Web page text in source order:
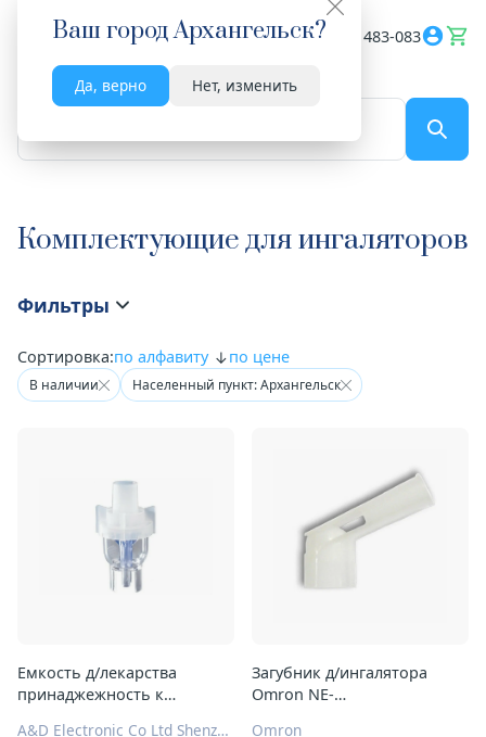
Ваш городАрхангельск?
Да, верно Нет, изменить
Весь сайт 8182 483-083
Комплектующие для ингаляторов
Фильтры
Сортировка:по алфавиту по цене
В наличии Населенный пункт: Архангельск
Емкость д/лекарства
принаджежность к
A&D Electronic Co Ltd Shenzhen
Загубник д/ингалятора
Omron NE-
Omron